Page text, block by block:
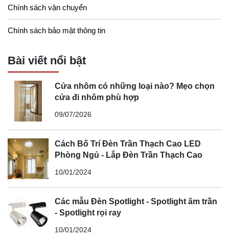
Chính sách vận chuyển
Chính sách bảo mật thông tin
Bài viết nổi bật
Cửa nhôm có những loại nào? Mẹo chọn
cửa đi nhôm phù hợp
09/07/2026
Cách Bố Trí Đèn Trần Thạch Cao LED
Phòng Ngủ - Lắp Đèn Trần Thạch Cao
10/01/2024
Các mẫu Đèn Spotlight - Spotlight âm trần
- Spotlight rọi ray
10/01/2024